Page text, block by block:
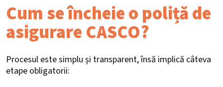
Cum se încheie o poliță de
asigurare CASCO?
Procesul este simplu și transparent, însă implică câteva
etape obligatorii: